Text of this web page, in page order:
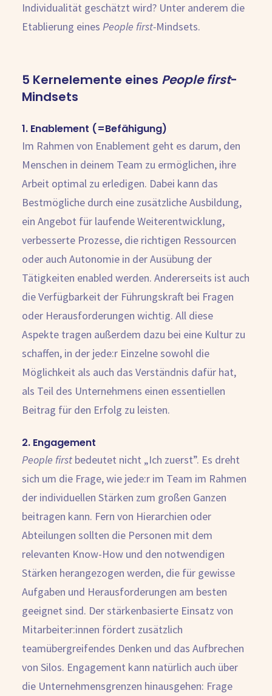
Individualität geschätzt wird? Unter anderem die
Etablierung eines People first-Mindsets.
5 Kernelemente eines People first-
Mindsets
1. Enablement (=Befähigung)
Im Rahmen von Enablement geht es darum, den
Menschen in deinem Team zu ermöglichen, ihre
Arbeit optimal zu erledigen. Dabei kann das
Bestmögliche durch eine zusätzliche Ausbildung,
ein Angebot für laufende Weiterentwicklung,
verbesserte Prozesse, die richtigen Ressourcen
oder auch Autonomie in der Ausübung der
Tätigkeiten enabled werden. Andererseits ist auch
die Verfügbarkeit der Führungskraft bei Fragen
oder Herausforderungen wichtig. All diese
Aspekte tragen außerdem dazu bei eine Kultur zu
schaffen, in der jede:r Einzelne sowohl die
Möglichkeit als auch das Verständnis dafür hat,
als Teil des Unternehmens einen essentiellen
Beitrag für den Erfolg zu leisten.
2. Engagement
People first bedeutet nicht „Ich zuerst”. Es dreht
sich um die Frage, wie jede:r im Team im Rahmen
der individuellen Stärken zum großen Ganzen
beitragen kann. Fern von Hierarchien oder
Abteilungen sollten die Personen mit dem
relevanten Know-How und den notwendigen
Stärken herangezogen werden, die für gewisse
Aufgaben und Herausforderungen am besten
geeignet sind. Der stärkenbasierte Einsatz von
Mitarbeiter:innen fördert zusätzlich
teamübergreifendes Denken und das Aufbrechen
von Silos. Engagement kann natürlich auch über
die Unternehmensgrenzen hinausgehen: Frage